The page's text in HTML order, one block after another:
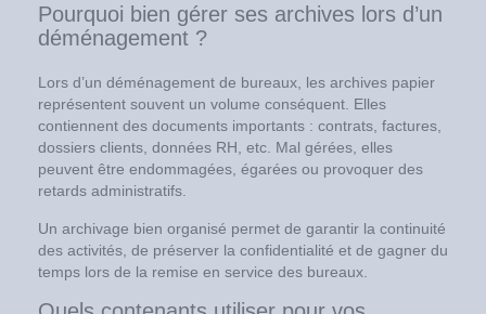
Pourquoi bien gérer ses archives lors d’un
déménagement ?
Lors d’un déménagement de bureaux, les archives papier
représentent souvent un volume conséquent. Elles
contiennent des documents importants : contrats, factures,
dossiers clients, données RH, etc. Mal gérées, elles
peuvent être endommagées, égarées ou provoquer des
retards administratifs.
Un archivage bien organisé permet de garantir la continuité
des activités, de préserver la confidentialité et de gagner du
temps lors de la remise en service des bureaux.